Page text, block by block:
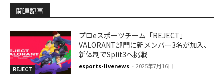
関連記事
REJECT
プロeスポーツチーム「REJECT」
VALORANT部門に新メンバー3名が加入、
新体制でSplit3へ挑戦
esports-livenews - 2025年7月16日